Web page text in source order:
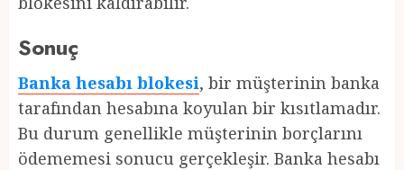
Sonuç
Banka hesabı blokesi, bir müşterinin banka
tarafından hesabına koyulan bir kısıtlamadır.
Bu durum genellikle müşterinin borçlarını
ödememesi sonucu gerçekleşir. Banka hesabı